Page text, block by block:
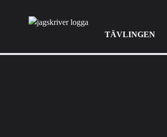
TÄVLINGEN